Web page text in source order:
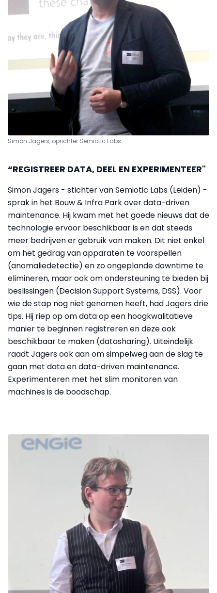
Simon Jagers, oprichter Semiotic Labs
“REGISTREER DATA, DEEL EN EXPERIMENTEER"
Simon Jagers - stichter van Semiotic Labs (Leiden) -
sprak in het Bouw & Infra Park over data-driven
maintenance. Hij kwam met het goede nieuws dat de
technologie ervoor beschikbaar is en dat steeds
meer bedrijven er gebruik van maken. Dit niet enkel
om het gedrag van apparaten te voorspellen
(anomaliedetectie) en zo ongeplande downtime te
elimineren, maar ook om ondersteuning te bieden bij
beslissingen (Decision Support Systems, DSS). Voor
wie de stap nog niet genomen heeft, had Jagers drie
tips. Hij riep op om data op een hoogkwalitatieve
manier te beginnen registreren en deze ook
beschikbaar te maken (datasharing). Uiteindelijk
raadt Jagers ook aan om simpelweg aan de slag te
gaan met data en data-driven maintenance.
Experimenteren met het slim monitoren van
machines is de boodschap.